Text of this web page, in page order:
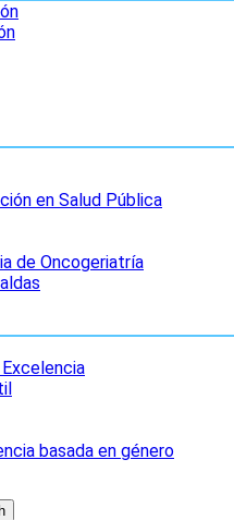
en Salud Pública
de Oncogeriatría
basada en género